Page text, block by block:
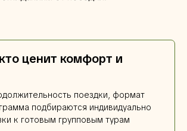
ценит комфорт и
поездки, формат
подбираются индивидуально
к готовым групповым турам